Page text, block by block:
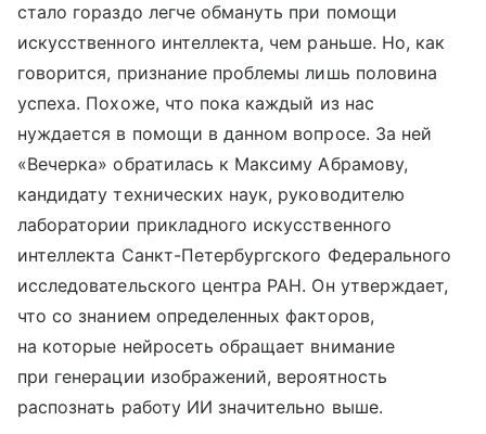
стало гораздо легче обмануть при помощи
искусственного интеллекта, чем раньше. Но, как
говорится, признание проблемы лишь половина
успеха. Похоже, что пока каждый из нас
нуждается в помощи в данном вопросе. За ней
«Вечерка» обратилась к Максиму Абрамову,
кандидату технических наук, руководителю
лаборатории прикладного искусственного
интеллекта Санкт-Петербургского Федерального
исследовательского центра РАН. Он утверждает,
что со знанием определенных факторов,
на которые нейросеть обращает внимание
при генерации изображений, вероятность
распознать работу ИИ значительно выше.